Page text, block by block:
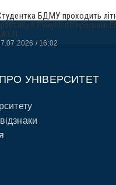
БДМУ проходить
в Румунії по програмі
16:02
ПРО УНІВЕРСИТЕТ